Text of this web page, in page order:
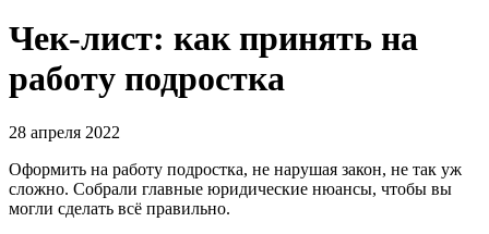
Чек-лист: как принять на
работу подростка
28 апреля 2022
Оформить на работу подростка, не нарушая закон, не так уж
сложно. Собрали главные юридические нюансы, чтобы вы
могли сделать всё правильно.